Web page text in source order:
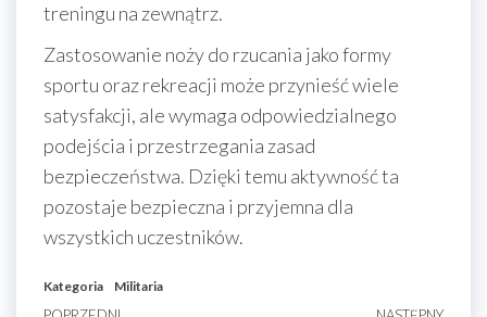
treningu na zewnątrz.
Zastosowanie noży do rzucania jako formy
sportu oraz rekreacji może przynieść wiele
satysfakcji, ale wymaga odpowiedzialnego
podejścia i przestrzegania zasad
bezpieczeństwa. Dzięki temu aktywność ta
pozostaje bezpieczna i przyjemna dla
wszystkich uczestników.
Kategoria Militaria